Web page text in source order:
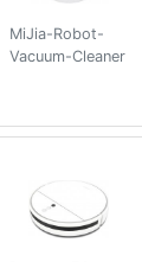
MiJia-Robot-
Vacuum-Cleaner